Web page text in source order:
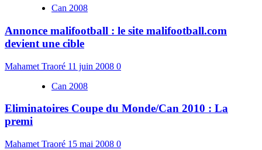
Can 2008
Annonce malifootball : le site malifootball.com
devient une cible
Mahamet Traoré 11 juin 2008 0
Can 2008
Eliminatoires Coupe du Monde/Can 2010 : La
premi
Mahamet Traoré 15 mai 2008 0